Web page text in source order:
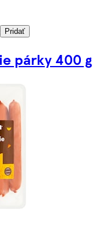
Pridať
párky 400 g